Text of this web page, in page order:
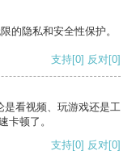
的隐私和安全性保护。
支持[0] 反对[0]
是看视频、玩游戏还是工
卡顿了。
支持[0] 反对[0]